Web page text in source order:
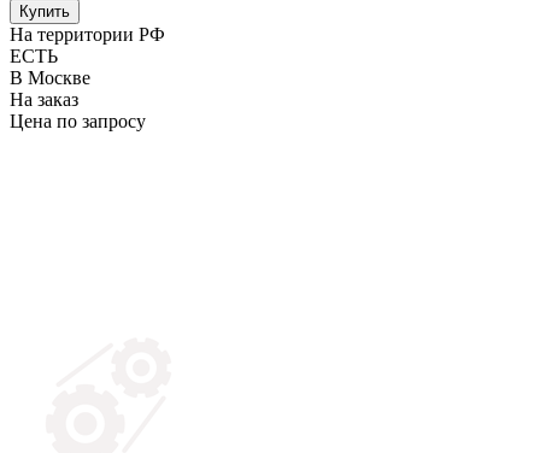
Купить
На территории РФ
ЕСТЬ
В Москве
На заказ
Цена по запросу